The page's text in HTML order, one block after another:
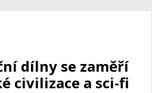
dílny se zaměří
civilizace a sci-fi